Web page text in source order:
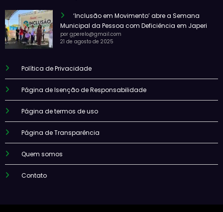
‘Inclusão em Movimento’ abre a Semana
Municipal da Pessoa com Deficiência em Japeri
por gperelo@gmail.com
21 de agosto de 2025
Política de Privacidade
Página de Isenção de Responsabilidade
Página de termos de uso
Página de Transparência
Quem somos
Contato